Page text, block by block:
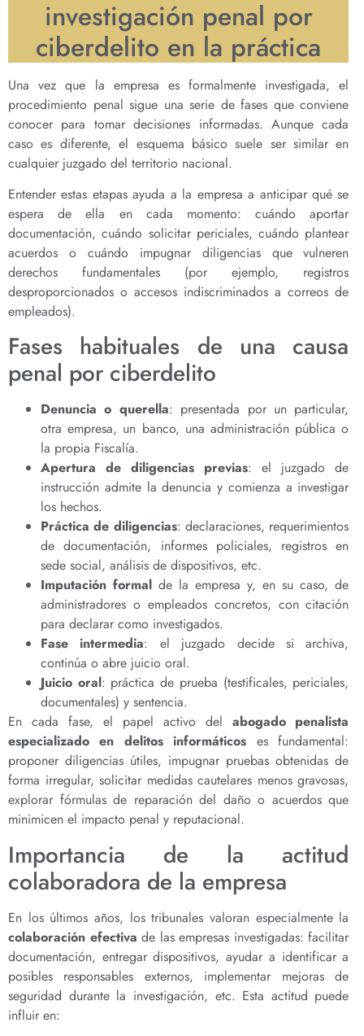
investigación penal por
ciberdelito en la práctica
Una vez que la empresa es formalmente investigada, el
procedimiento penal sigue una serie de fases que conviene
conocer para tomar decisiones informadas. Aunque cada
caso es diferente, el esquema básico suele ser similar en
cualquier juzgado del territorio nacional.
Entender estas etapas ayuda a la empresa a anticipar qué se
espera de ella en cada momento: cuándo aportar
documentación, cuándo solicitar periciales, cuándo plantear
acuerdos o cuándo impugnar diligencias que vulneren
derechos fundamentales (por ejemplo, registros
desproporcionados o accesos indiscriminados a correos de
empleados).
Fases habituales de una causa
penal por ciberdelito
Denuncia o querella: presentada por un particular,
otra empresa, un banco, una administración pública o
la propia Fiscalía.
Apertura de diligencias previas: el juzgado de
instrucción admite la denuncia y comienza a investigar
los hechos.
Práctica de diligencias: declaraciones, requerimientos
de documentación, informes policiales, registros en
sede social, análisis de dispositivos, etc.
Imputación formal de la empresa y, en su caso, de
administradores o empleados concretos, con citación
para declarar como investigados.
Fase intermedia: el juzgado decide si archiva,
continúa o abre juicio oral.
Juicio oral: práctica de prueba (testificales, periciales,
documentales) y sentencia.
En cada fase, el papel activo del abogado penalista
especializado en delitos informáticos es fundamental:
proponer diligencias útiles, impugnar pruebas obtenidas de
forma irregular, solicitar medidas cautelares menos gravosas,
explorar fórmulas de reparación del daño o acuerdos que
minimicen el impacto penal y reputacional.
Importancia de la actitud
colaboradora de la empresa
En los últimos años, los tribunales valoran especialmente la
colaboración efectiva de las empresas investigadas: facilitar
documentación, entregar dispositivos, ayudar a identificar a
posibles responsables externos, implementar mejoras de
seguridad durante la investigación, etc. Esta actitud puede
influir en: